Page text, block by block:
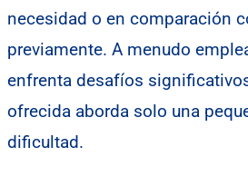
necesidad o en comparación
previamente. A menudo
enfrenta desafíos
ofrecida aborda solo una
dificultad.